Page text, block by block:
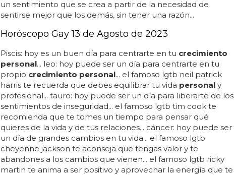
un sentimiento que se crea a partir de la necesidad de
sentirse mejor que los demás, sin tener una razón...
Horóscopo Gay 13 de Agosto de 2023
Piscis: hoy es un buen día para centrarte en tu crecimiento
personal... leo: hoy puede ser un día para centrarte en tu
propio crecimiento personal... el famoso lgtb neil patrick
harris te recuerda que debes equilibrar tu vida personaly
profesional... tauro: hoy puede ser un día para liberarte de los
sentimientos de inseguridad... el famoso lgtb tim cook te
recomienda que te tomes un tiempo para pensar qué
quieres de la vida y de tus relaciones... cáncer: hoy puede ser
un día de grandes cambios en tu vida... el famoso lgtb
cheyenne jackson te aconseja que tengas valor y te
abandones a los cambios que vienen... el famoso lgtb ricky
martin te anima a ser positivo y aprovechar la energía que te